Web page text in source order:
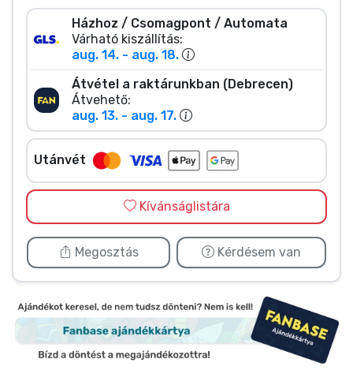
Házhoz / Csomagpont / Automata
Várható kiszállítás:
aug. 14. - aug. 18.
Átvétel a raktárunkban (Debrecen)
Átvehető:
aug. 13. - aug. 17.
Utánvét
Kívánságlistára
Megosztás Kérdésem van
Márkák